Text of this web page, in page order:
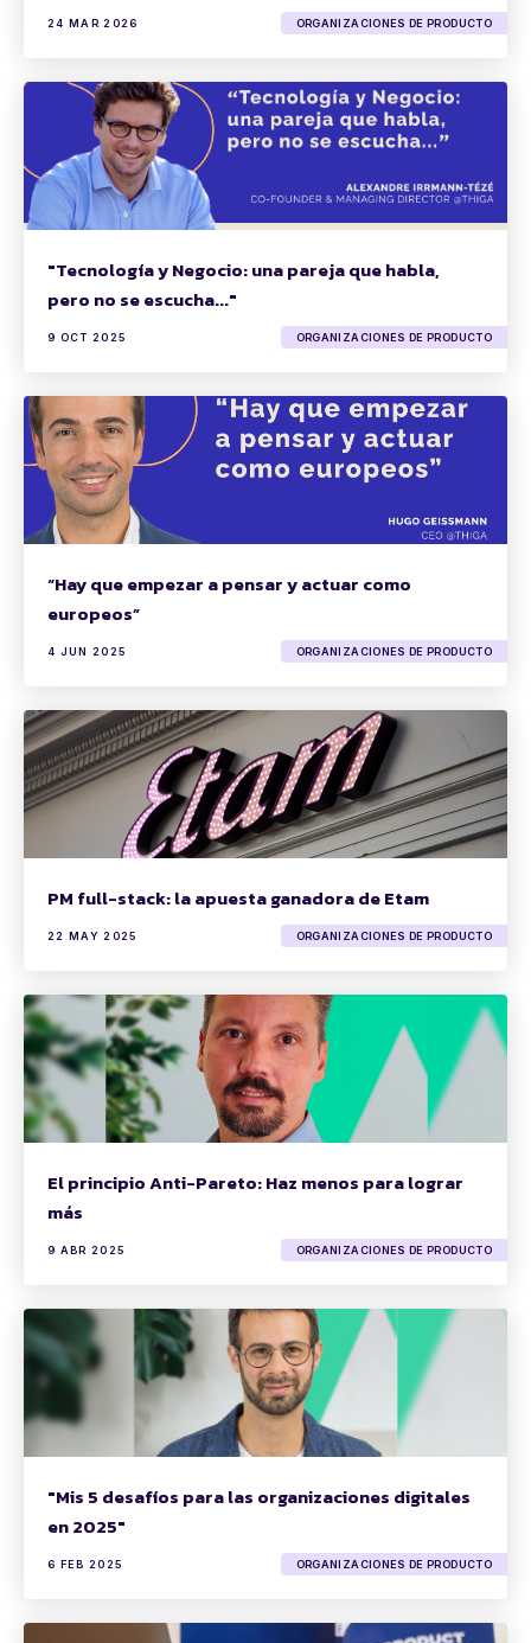
24 MAR 2026 ORGANIZACIONES DE PRODUCTO
"Tecnología y Negocio: una pareja que habla,
pero no se escucha..."
9 OCT 2025 ORGANIZACIONES DE PRODUCTO
“Hay que empezar a pensar y actuar como
europeos”
4 JUN 2025 ORGANIZACIONES DE PRODUCTO
PM full-stack: la apuesta ganadora de Etam
22 MAY 2025 ORGANIZACIONES DE PRODUCTO
El principio Anti-Pareto: Haz menos para lograr
más
9 ABR 2025 ORGANIZACIONES DE PRODUCTO
"Mis 5 desafíos para las organizaciones digitales
en 2025"
6 FEB 2025 ORGANIZACIONES DE PRODUCTO